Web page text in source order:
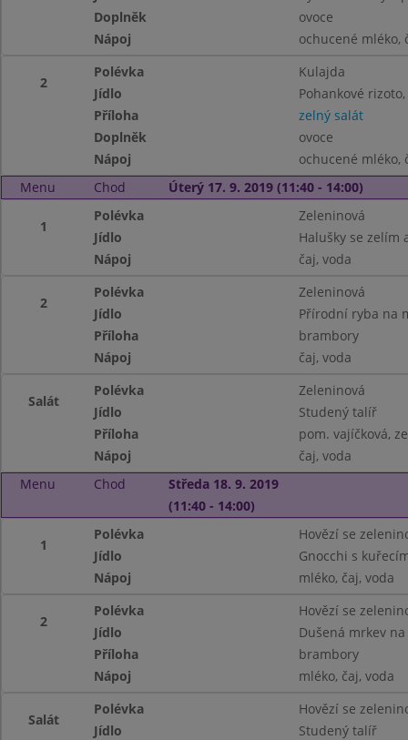
Doplněk
ovoce
Nápoj
ochucené mléko,
2
Polévka
Kulajda
Jídlo
Pohankové
Příloha
zelný salát
Doplněk
ovoce
Nápoj
ochucené mléko,
Menu
Chod Úterý 17. 9. 2019 (11:40 - 14:00)
1
Polévka
Zeleninová
Jídlo
Halušky se zelím
Nápoj
čaj, voda
2
Polévka
Zeleninová
Jídlo
Přírodní ryba na
Příloha
brambory
Nápoj
čaj, voda
Salát
Polévka
Zeleninová
Jídlo
Studený talíř
Příloha
pom. vajíčková,
Nápoj
čaj, voda
Menu
Chod
Středa 18. 9. 2019
(11:40 - 14:00)
1
Polévka
Hovězí se
Jídlo
Gnocchi s
Nápoj
mléko, čaj, voda
2
Polévka
Hovězí se
Jídlo
Dušená mrkev
Příloha
brambory
Nápoj
mléko, čaj, voda
Salát
Polévka
Hovězí se
Jídlo
Studený talíř